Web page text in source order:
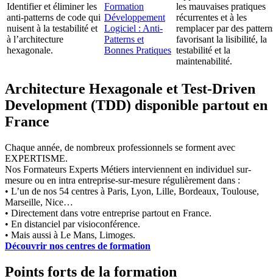
Identifier et éliminer les
anti-patterns de code qui
nuisent à la testabilité et
à l’architecture
hexagonale.
Formation
Développement
Logiciel : Anti-
Patterns et
Bonnes Pratiques
les mauvaises pratiques
récurrentes et à les
remplacer par des
favorisant la lisibilité, la
testabilité et la
maintenabilité.
Architecture Hexagonale et Test-Driven
Development (TDD) disponible partout en
France
Chaque année, de nombreux professionnels se forment avec
EXPERTISME.
Nos Formateurs Experts Métiers interviennent en individuel sur-
mesure ou en intra entreprise-sur-mesure régulièrement dans :
• L’un de nos 54 centres à Paris, Lyon, Lille, Bordeaux, Toulouse,
Marseille, Nice…
• Directement dans votre entreprise partout en France.
• En distanciel par visioconférence.
• Mais aussi à Le Mans, Limoges.
Découvrir nos centres de formation
Points forts de la formation